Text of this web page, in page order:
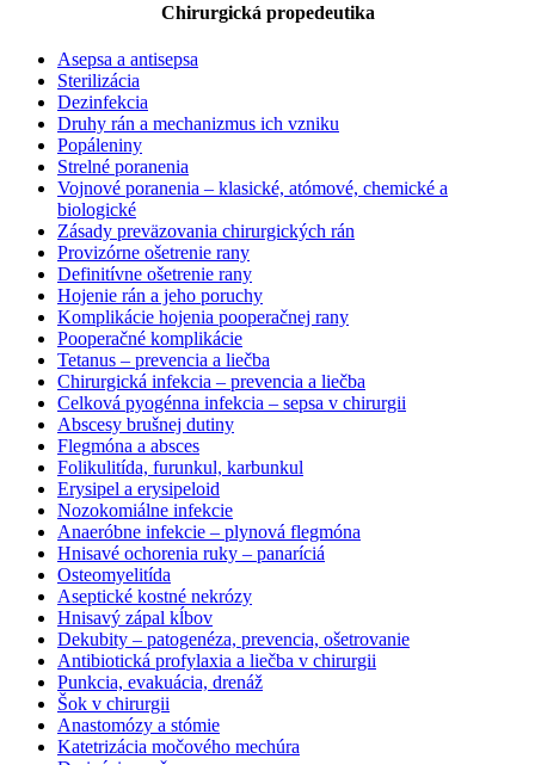
Chirurgická propedeutika
Asepsa a antisepsa
Sterilizácia
Dezinfekcia
Druhy rán a mechanizmus ich vzniku
Popáleniny
Strelné poranenia
Vojnové poranenia – klasické, atómové, chemické a
biologické
Zásady preväzovania chirurgických rán
Provizórne ošetrenie rany
Definitívne ošetrenie rany
Hojenie rán a jeho poruchy
Komplikácie hojenia pooperačnej rany
Pooperačné komplikácie
Tetanus – prevencia a liečba
Chirurgická infekcia – prevencia a liečba
Celková pyogénna infekcia – sepsa v chirurgii
Abscesy brušnej dutiny
Flegmóna a absces
Folikulitída, furunkul, karbunkul
Erysipel a erysipeloid
Nozokomiálne infekcie
Anaeróbne infekcie – plynová flegmóna
Hnisavé ochorenia ruky – panaríciá
Osteomyelitída
Aseptické kostné nekrózy
Hnisavý zápal kĺbov
Dekubity – patogenéza, prevencia, ošetrovanie
Antibiotická profylaxia a liečba v chirurgii
Punkcia, evakuácia, drenáž
Šok v chirurgii
Anastomózy a stómie
Katetrizácia močového mechúra